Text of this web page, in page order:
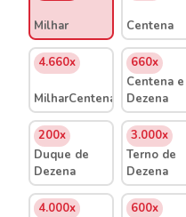
Milhar Centena
4.660x
MilharCentenaDezena
660x
Centena e
Dezena
200x
Duque de
Dezena
3.000x
Terno de
Dezena
4.000x 600x